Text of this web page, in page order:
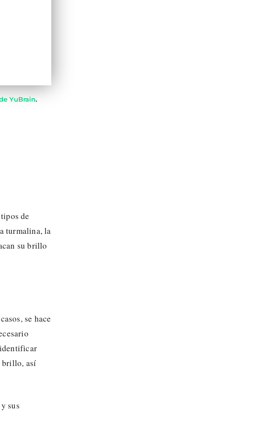
YuBrain.
de
turmalina, la
su brillo
se hace
identificar
brillo, así
sus